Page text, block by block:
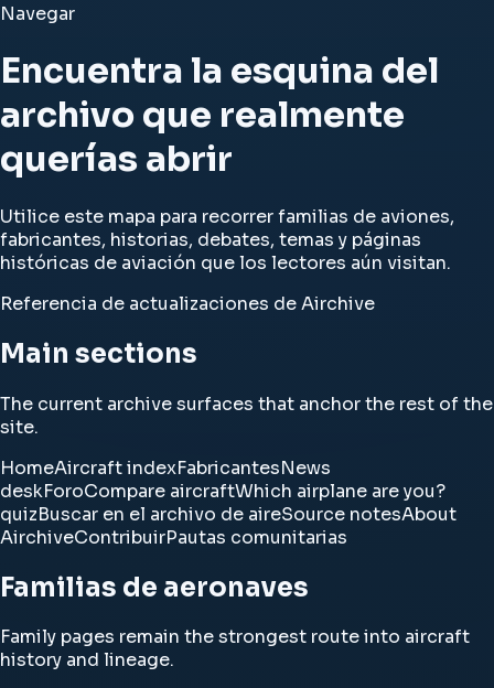
Navegar
Encuentra la esquina del
archivo que realmente
querías abrir
Utilice este mapa para recorrer familias de aviones,
fabricantes, historias, debates, temas y páginas
históricas de aviación que los lectores aún visitan.
Referencia de actualizaciones de Airchive
Main sections
The current archive surfaces that anchor the rest of the
site.
HomeAircraft indexFabricantesNews
deskForoCompare aircraftWhich airplane are you?
quizBuscar en el archivo de aireSource notesAbout
AirchiveContribuirPautas comunitarias
Familias de aeronaves
Family pages remain the strongest route into aircraft
history and lineage.